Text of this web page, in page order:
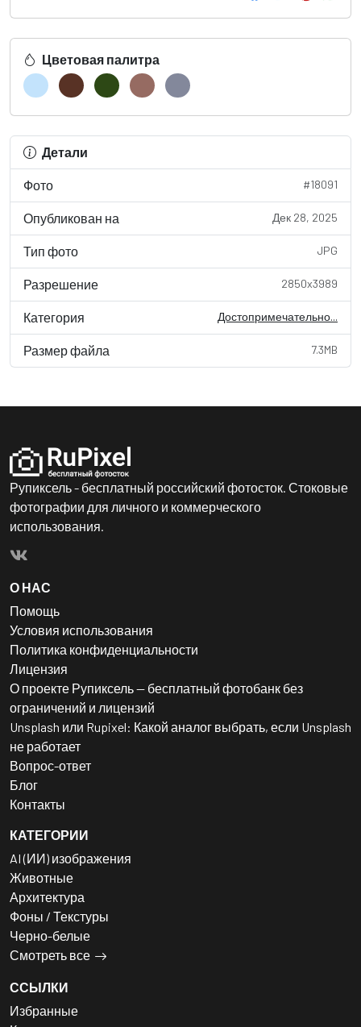
Цветовая палитра
Детали
Фото #18091
Опубликован на Дек 28, 2025
Тип фото JPG
Разрешение 2850x3989
Категория Достопримечательно...
Размер файла 7.3MB
Рупиксель - бесплатный российский фотосток. Стоковые
фотографии для личного и коммерческого
использования.
О НАС
Помощь
Условия использования
Политика конфиденциальности
Лицензия
О проекте Рупиксель — бесплатный фотобанк без
ограничений и лицензий
Unsplash или Rupixel: Какой аналог выбрать, если Unsplash
не работает
Вопрос-ответ
Блог
Контакты
КАТЕГОРИИ
AI (ИИ) изображения
Животные
Архитектура
Фоны / Текстуры
Черно-белые
Смотреть все
ССЫЛКИ
Избранные